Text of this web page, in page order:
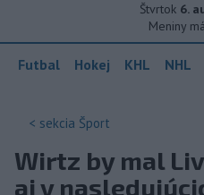
Štvrtok 6.
Meniny má
Futbal Hokej KHL NHL
< sekcia Šport
Wirtz by mal
aj v